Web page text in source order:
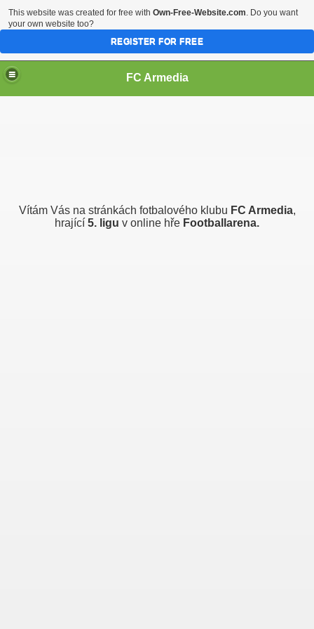
FC Armedia
Vítám Vás na stránkách fotbalového klubu FC Armedia,
hrající 5. ligu v online hře Footballarena.
This website was created for free with Own-Free-Website.com. Do you want
your own website too?
REGISTER FOR FREE